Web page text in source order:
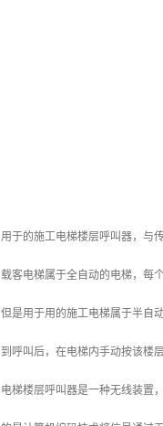
用于的施工电梯楼层呼叫器，与
载客电梯属于全自动的电梯，每
但是用于用的施工电梯属于半自
到呼叫后，在电梯内手动按该楼
电梯楼层呼叫器是一种无线装置